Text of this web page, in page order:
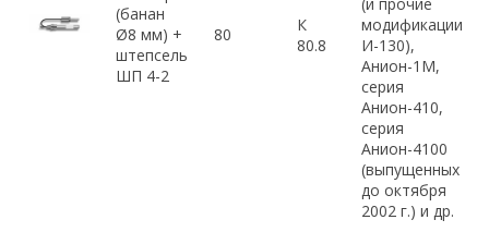
(банан
Ø8 мм) +
штепсель
ШП 4-2
80
К
80.8
модификации
И-130),
Анион-1М,
серия
Анион-410,
серия
Анион-4100
(выпущенных
до октября
2002 г.) и др.